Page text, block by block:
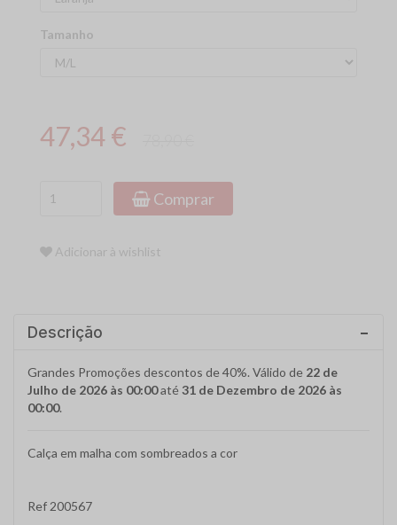
Tamanho
47,34 €
Comprar
Adicionar à wishlist
Descrição
Grandes Promoções descontos de 40%. Válido de 22 de
Julho de 2026 às 00:00até 31 de Dezembro de 2026 às
00:00.
Calça em malha com sombreados a cor
Ref 200567